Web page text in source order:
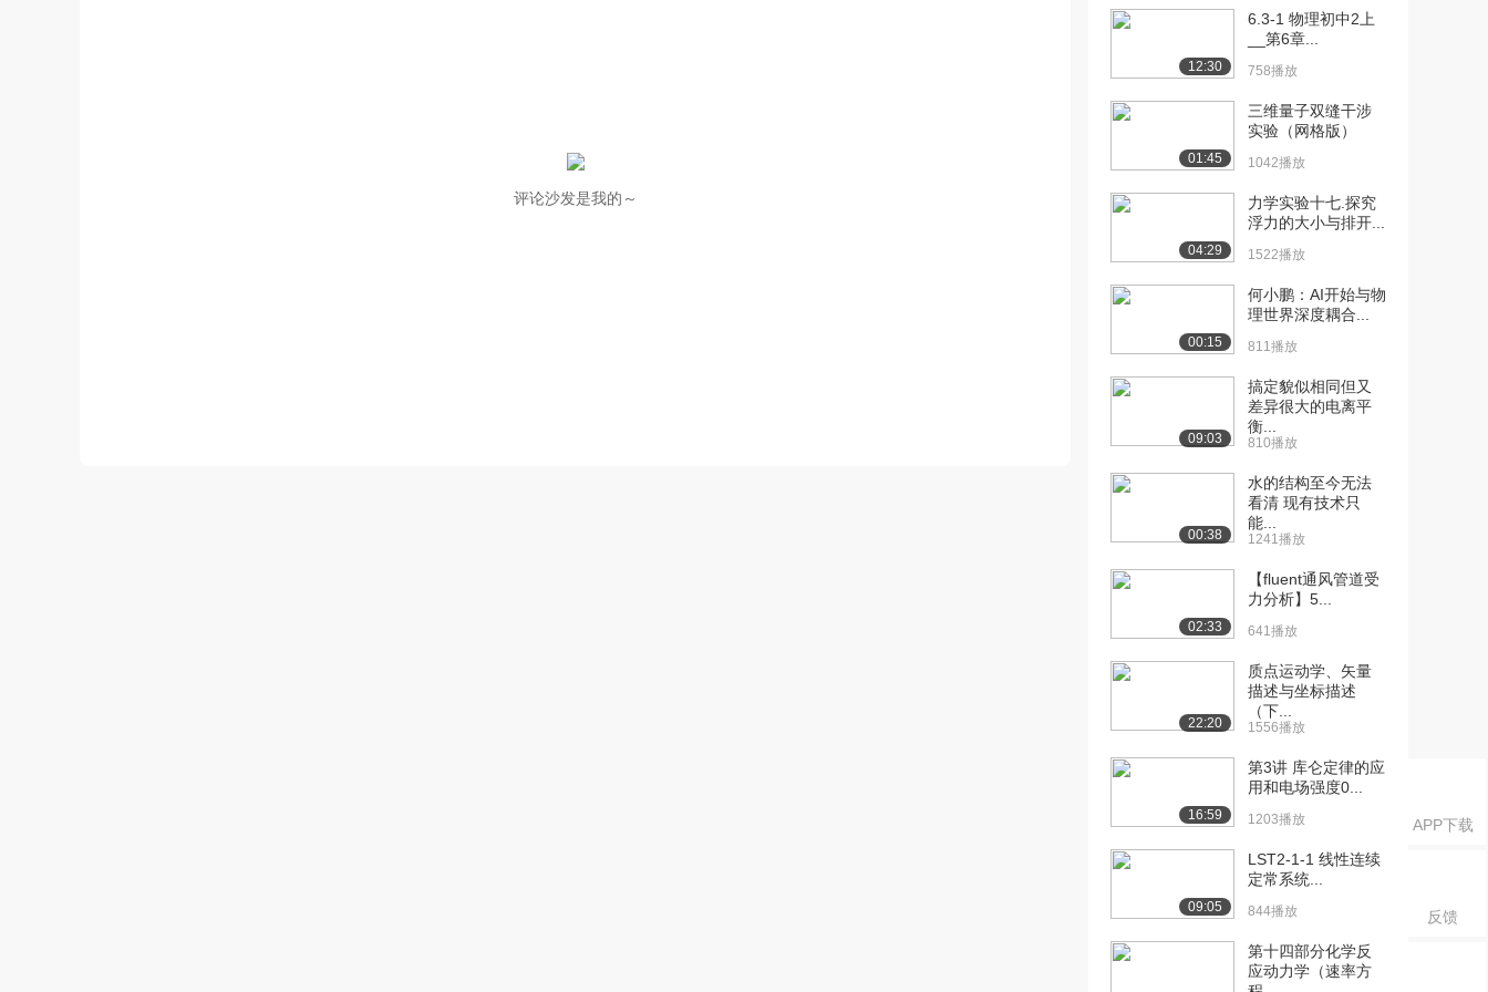
APP下载
反馈
评论沙发是我的～
[10] 第九讲 3.6.1 运动方
05:37
[11] 第九讲 3.6.1 运动方
程理想流...
05:40
[12] 第十讲 3.6.2 伯努利
方程的两...
方程的两...
体运动方程...
[15] 第十二讲 4.1 流体运
动的两种状...
[16] 第十二讲 4.1 流体运
动的两种状...
843播放
[17] 第十三讲 4.2 圆管中
1222播放
[18] 第十四讲 4.3.1 圆管
1446播放
[19] 第十四讲 4.3.1 圆管
1327播放
[20] 第十五讲 4.3.2 圆管
中湍流流...
1153播放
[21] 第十六讲 4.4 管路中
12:30
6.3-1 物理初中2上
__第6章...
758播放
01:45
三维量子双缝干涉
实验（网格版）
1042播放
04:29
力学实验十七.探究
浮力的大小与排开...
1522播放
00:15
何小鹏：AI开始与物
理世界深度耦合...
811播放
09:03
搞定貌似相同但又
差异很大的电离平
衡...
810播放
00:38
水的结构至今无法
看清 现有技术只
能...
1241播放
02:33
【fluent通风管道受
力分析】5...
641播放
22:20
质点运动学、矢量
描述与坐标描述
（下...
1556播放
16:59
第3讲 库仑定律的应
用和电场强度0...
1203播放
09:05
LST2-1-1 线性连续
定常系统...
844播放
第十四部分化学反
应动力学（速率方